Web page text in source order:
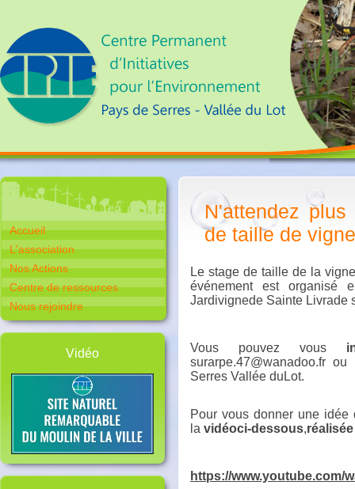
Accueil
L'association
Nos Actions
Centre de ressources
Nous rejoindre
Vidéo
N'attendez
de taille de
Le stage de taille de la
événement est organisé
Jardivignede Sainte Livrade
Vous pouvez vous
surarpe.47@wanadoo.fr
Serres Vallée duLot.
Pour vous donner une
la vidéoci-dessous,
https://www.youtube.com/